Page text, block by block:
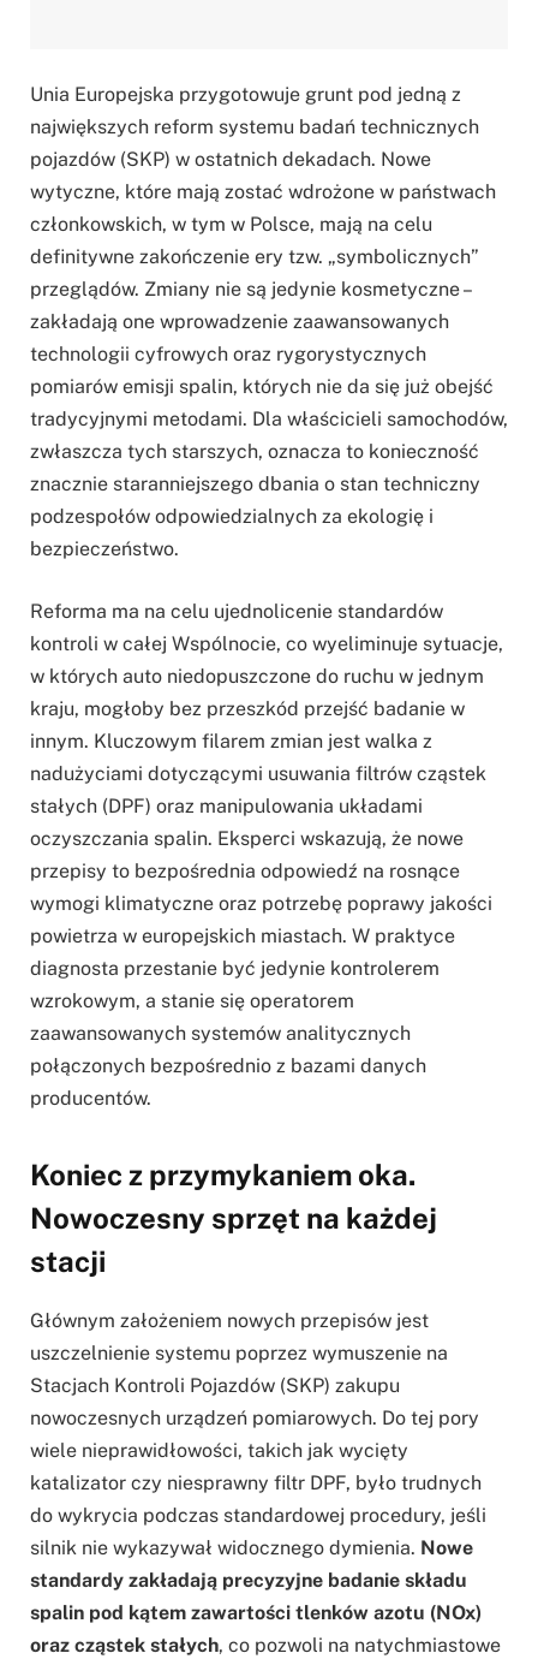
Unia Europejska przygotowuje grunt pod jedną z
największych reform systemu badań technicznych
pojazdów (SKP) w ostatnich dekadach. Nowe
wytyczne, które mają zostać wdrożone w państwach
członkowskich, w tym w Polsce, mają na celu
definitywne zakończenie ery tzw. „symbolicznych”
przeglądów. Zmiany nie są jedynie kosmetyczne –
zakładają one wprowadzenie zaawansowanych
technologii cyfrowych oraz rygorystycznych
pomiarów emisji spalin, których nie da się już obejść
tradycyjnymi metodami. Dla właścicieli samochodów,
zwłaszcza tych starszych, oznacza to konieczność
znacznie staranniejszego dbania o stan techniczny
podzespołów odpowiedzialnych za ekologię i
bezpieczeństwo.
Reforma ma na celu ujednolicenie standardów
kontroli w całej Wspólnocie, co wyeliminuje sytuacje,
w których auto niedopuszczone do ruchu w jednym
kraju, mogłoby bez przeszkód przejść badanie w
innym. Kluczowym filarem zmian jest walka z
nadużyciami dotyczącymi usuwania filtrów cząstek
stałych (DPF) oraz manipulowania układami
oczyszczania spalin. Eksperci wskazują, że nowe
przepisy to bezpośrednia odpowiedź na rosnące
wymogi klimatyczne oraz potrzebę poprawy jakości
powietrza w europejskich miastach. W praktyce
diagnosta przestanie być jedynie kontrolerem
wzrokowym, a stanie się operatorem
zaawansowanych systemów analitycznych
połączonych bezpośrednio z bazami danych
producentów.
Koniec z przymykaniem oka.
Nowoczesny sprzęt na każdej
stacji
Głównym założeniem nowych przepisów jest
uszczelnienie systemu poprzez wymuszenie na
Stacjach Kontroli Pojazdów (SKP) zakupu
nowoczesnych urządzeń pomiarowych. Do tej pory
wiele nieprawidłowości, takich jak wycięty
katalizator czy niesprawny filtr DPF, było trudnych
do wykrycia podczas standardowej procedury, jeśli
silnik nie wykazywał widocznego dymienia. Nowe
standardy zakładają precyzyjne badanie składu
spalin pod kątem zawartości tlenków azotu (NOx)
oraz cząstek stałych, co pozwoli na natychmiastowe